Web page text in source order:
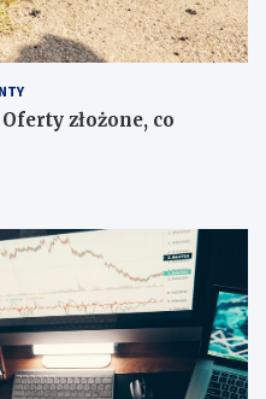
złożone, co